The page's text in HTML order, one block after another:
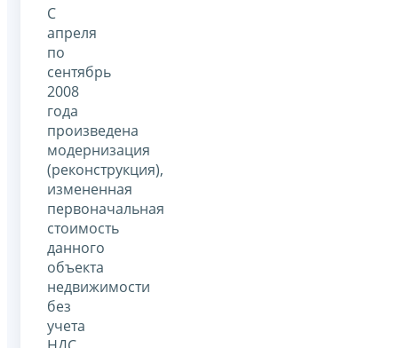
С
апреля
по
сентябрь
2008
года
произведена
модернизация
(реконструкция),
измененная
первоначальная
стоимость
данного
объекта
недвижимости
без
учета